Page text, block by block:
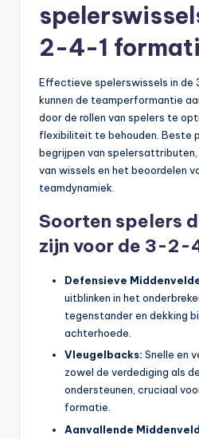
2-4-1
Effectieve spelerswissels in
kunnen de teamperformantie
door de rollen van spelers te
flexibiliteit te behouden. Beste
begrijpen van
van wissels en het beoordelen
teamdynamiek.
Soorten spelers
zijn voor de 3-2-
Defensieve
uitblinken in het
tegenstander en dekking
achterhoede.
Vleugelbacks: Snelle en
zowel de verdediging als
ondersteunen, cruciaal
formatie.
Aanvallende